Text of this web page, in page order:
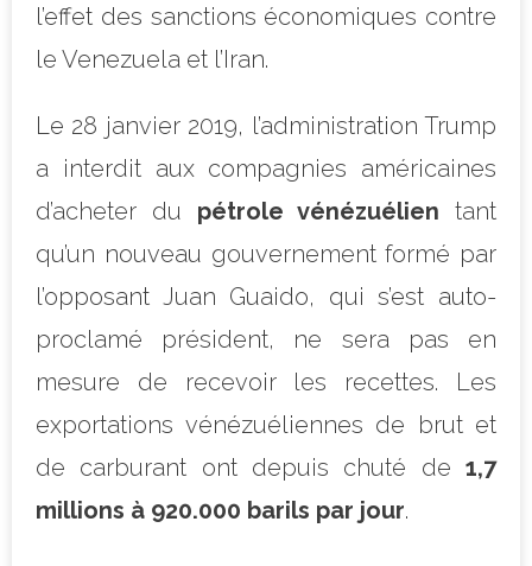
l’effet des sanctions économiques contre
le Venezuela et l’Iran.
Le 28 janvier 2019, l’administration Trump
a interdit aux compagnies américaines
d’acheter du pétrole vénézuélien tant
qu’un nouveau gouvernement formé par
l’opposant Juan Guaido, qui s’est auto-
proclamé président, ne sera pas en
mesure de recevoir les recettes.
Les
exportations vénézuéliennes de brut et
de carburant ont depuis chuté de 1,7
millions à 920.000 barils par jour.